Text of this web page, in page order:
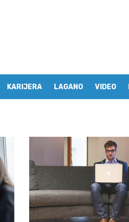
KARIJERA LAGANO VIDEO